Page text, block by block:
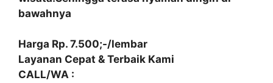
bawahnya
Harga Rp. 7.500;-/lembar
Layanan Cepat & Terbaik Kami
CALL/WA :